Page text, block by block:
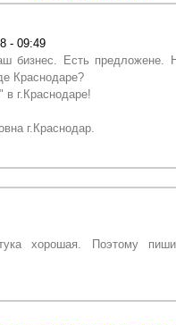
- 09:49
бизнес. Есть предложене.
Краснодаре?
г.Краснодаре!
г.Краснодар.
хорошая. Поэтому